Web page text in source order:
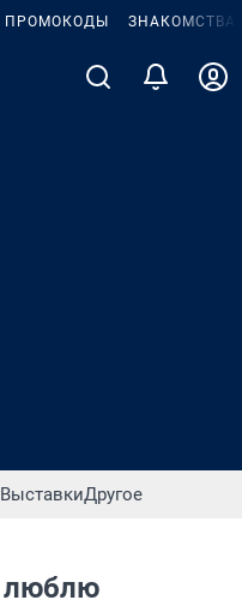
ПРОМОКОДЫ ЗНАКОМСТВА
ВыставкиДругое
люблю